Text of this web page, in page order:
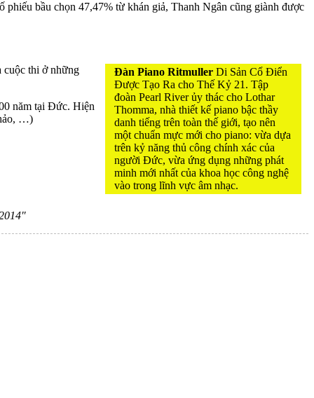
bầu chọn 47,47% từ khán giả, Thanh Ngân cũng giành được
Đàn Piano Ritmuller Di Sản Cổ Điển
Được Tạo Ra cho Thế Kỷ 21. Tập
đoàn Pearl River ủy thác cho Lothar
Thomma, nhà thiết kế piano bậc thầy
danh tiếng trên toàn thế giới, tạo nên
một chuẩn mực mới cho piano: vừa dựa
trên kỷ năng thủ công chính xác của
người Đức, vừa ứng dụng những phát
minh mới nhất của khoa học công nghệ
vào trong lĩnh vực âm nhạc.
cuộc thi ở những
năm tại Đức. Hiện
…)